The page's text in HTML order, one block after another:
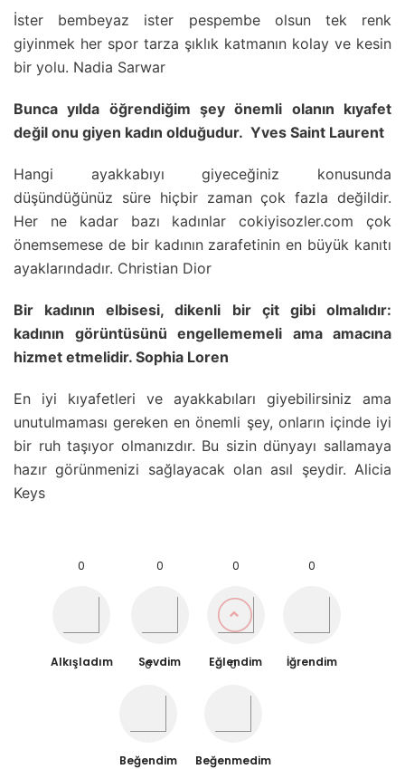
İster bembeyaz ister pespembe olsun tek renk
giyinmek her spor tarza şıklık katmanın kolay ve kesin
bir yolu. Nadia Sarwar
Bunca yılda öğrendiğim şey önemli olanın kıyafet
değil onu giyen kadın olduğudur. Yves Saint Laurent
Hangi ayakkabıyı giyeceğiniz konusunda
düşündüğünüz süre hiçbir zaman çok fazla değildir.
Her ne kadar bazı kadınlar cokiyisozler.com çok
önemsemese de bir kadının zarafetinin en büyük kanıtı
ayaklarındadır. Christian Dior
Bir kadının elbisesi, dikenli bir çit gibi olmalıdır:
kadının görüntüsünü engellememeli ama amacına
hizmet etmelidir. Sophia Loren
En iyi kıyafetleri ve ayakkabıları giyebilirsiniz ama
unutulmaması gereken en önemli şey, onların içinde iyi
bir ruh taşıyor olmanızdır. Bu sizin dünyayı sallamaya
hazır görünmenizi sağlayacak olan asıl şeydir. Alicia
Keys
0
Alkışladım
0
Sevdim
0
Eğlendim
0
İğrendim
0
Beğendim
0
Beğenmedim